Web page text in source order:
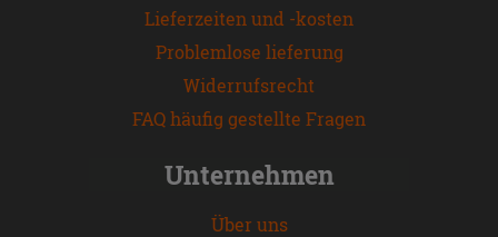
Lieferzeiten und -kosten
Problemlose lieferung
Widerrufsrecht
FAQ häufig gestellte Fragen
Unternehmen
Über uns